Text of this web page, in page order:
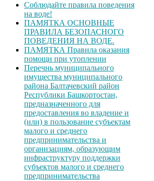
Соблюдайте правила поведения
на воде!
ПАМЯТКА ОСНОВНЫЕ
ПРАВИЛА БЕЗОПАСНОГО
ПОВЕДЕНИЯ НА ВОДЕ.
ПАМЯТКА Правила оказания
помощи при утоплении
Перечнь муниципального
имущества муниципального
района Балтачевский район
Республики Башкортостан,
предназначенного для
предоставления во владение и
(или) в пользование субъектам
малого и среднего
предпринимательства и
организациям, образующим
инфраструктуру поддержки
субъектов малого и среднего
предпринимательства